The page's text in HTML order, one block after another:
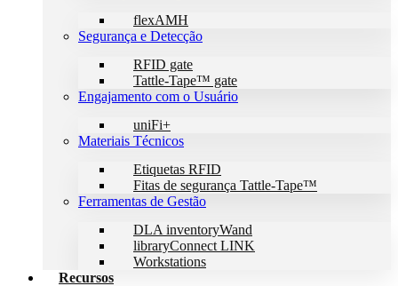
flexAMH
Segurança e Detecção
RFID gate
Tattle-Tape™ gate
Engajamento com o Usuário
uniFi+
Materiais Técnicos
Etiquetas RFID
Fitas de segurança Tattle-Tape™
Ferramentas de Gestão
DLA inventoryWand
libraryConnect LINK
Workstations
Recursos